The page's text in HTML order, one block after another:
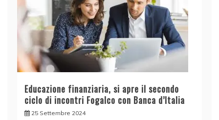
Educazione finanziaria, si apre il secondo
ciclo di incontri Fogalco con Banca d’Italia
25 Settembre 2024